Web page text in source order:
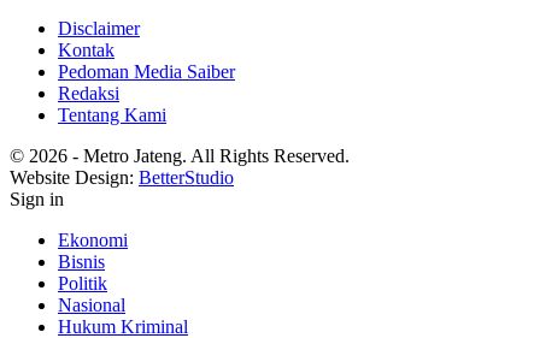
Disclaimer
Kontak
Pedoman Media Saiber
Redaksi
Tentang Kami
© 2026 - Metro Jateng. All Rights Reserved.
Website Design: BetterStudio
Sign in
Ekonomi
Bisnis
Politik
Nasional
Hukum Kriminal